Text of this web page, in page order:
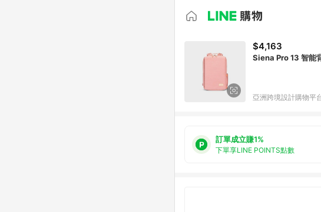
$4,163
亞洲跨境設計購物平
訂單成立賺1%
下單享LINE POINTS點數